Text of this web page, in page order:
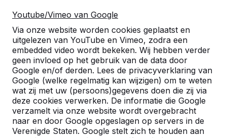
Youtube/Vimeo van Google
Via onze website worden cookies geplaatst en
uitgelezen van YouTube en Vimeo, zodra een
embedded video wordt bekeken. Wij hebben verder
geen invloed op het gebruik van de data door
Google en/of derden. Lees de privacyverklaring van
Google (welke regelmatig kan wijzigen) om te weten
wat zij met uw (persoons)gegevens doen die zij via
deze cookies verwerken. De informatie die Google
verzamelt via onze website wordt overgebracht
naar en door Google opgeslagen op servers in de
Verenigde Staten. Google stelt zich te houden aan
Statafel Naturel Beton
€ 1.200,00 excl. BTW
Selecteer een variant:
Product bekijken